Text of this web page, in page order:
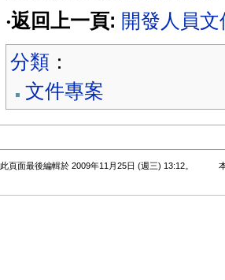
‧返回上一頁: 開發人員
分類 ：
文件專案
此頁面最後編輯於 2009年11月25日 (週三) 13:12。